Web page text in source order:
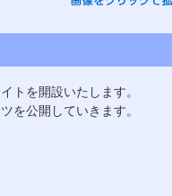
トを開設いたします。
を公開していきます。